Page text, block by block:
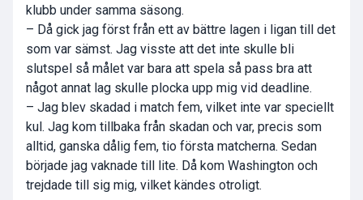
klubb under samma säsong.
– Då gick jag först från ett av bättre lagen i ligan till det
som var sämst. Jag visste att det inte skulle bli
slutspel så målet var bara att spela så pass bra att
något annat lag skulle plocka upp mig vid deadline.
– Jag blev skadad i match fem, vilket inte var speciellt
kul. Jag kom tillbaka från skadan och var, precis som
alltid, ganska dålig fem, tio första matcherna. Sedan
började jag vaknade till lite. Då kom Washington och
trejdade till sig mig, vilket kändes otroligt.